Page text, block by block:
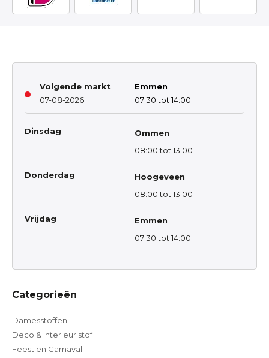
Volgende markt
07-08-2026
Emmen
07:30 tot 14:00
Dinsdag
Ommen
08:00 tot 13:00
Donderdag
Hoogeveen
08:00 tot 13:00
Vrijdag
Emmen
07:30 tot 14:00
Categorieën
Damesstoffen
Deco & Interieur stof
Feest en Carnaval